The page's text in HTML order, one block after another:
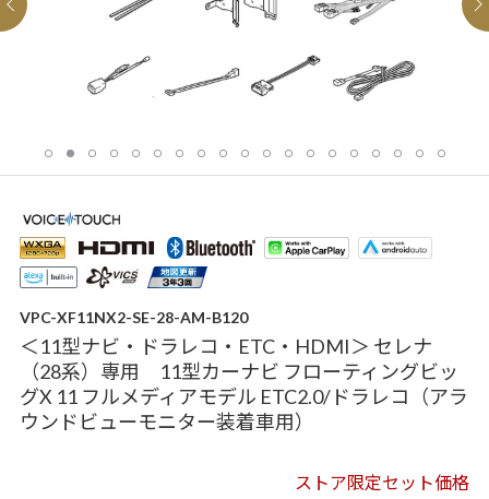
VPC-XF11NX2-SE-28-AM-B120
＜11型ナビ・ドラレコ・ETC・HDMI＞ セレナ
（28系）専用 11型カーナビ フローティングビッ
グX 11 フルメディアモデル ETC2.0/ドラレコ（アラ
ウンドビューモニター装着車用）
ストア限定セット価格